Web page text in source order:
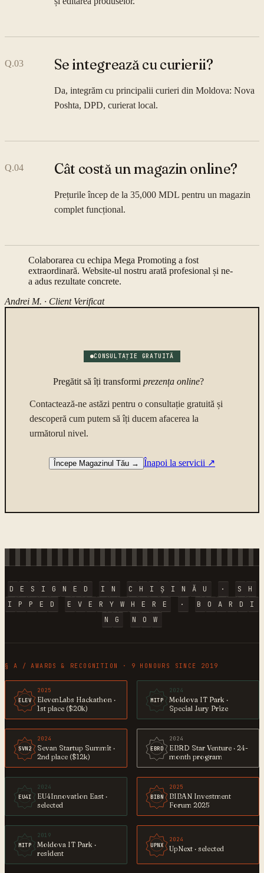
Q.03 Se integrează cu curierii?
Da, integrăm cu principalii curieri din Moldova: Nova
Poshta, DPD, curierat local.
Q.04 Cât costă un magazin online?
Prețurile încep de la 35,000 MDL pentru un magazin
complet funcțional.
Colaborarea cu echipa Mega Promoting a fost
extraordinară. Website-ul nostru arată profesional și ne-
a adus rezultate concrete.
Andrei M. · Client Verificat
CONSULTAȚIE GRATUITĂ
Pregătit să îți transformi prezența online?
Contactează-ne astăzi pentru o consultație gratuită și
descoperă cum putem să îți ducem afacerea la
următorul nivel.
Începe Magazinul Tău → Înapoi la servicii ↗
D E S I G N E D I N C H I Ș I N Ă U · S
H
I
P P E D E V E R Y W H E R E · B O A R D
I
N
G N O W
§ A / AWARDS & RECOGNITION · 9 HONOURS SINCE 2019
ELEV
2025
ElevenLabs Hackathon ·
1st place ($20k)
MITP
2024
Moldova IT Park ·
Special Jury Prize
SVN2
2024
Sevan Startup Summit ·
2nd place ($12k)
EBRD
2024
EBRD Star Venture · 24-
month program
EU4I
2024
EU4Innovation East ·
selected
BIBN
2025
BIBAN Investment
Forum 2025
MITP
2019
Moldova IT Park ·
resident
UPNX
2024
UpNext · selected